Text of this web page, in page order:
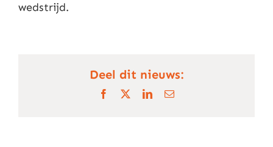
wedstrijd.
Deel dit nieuws:
Facebook LinkedIn
E-